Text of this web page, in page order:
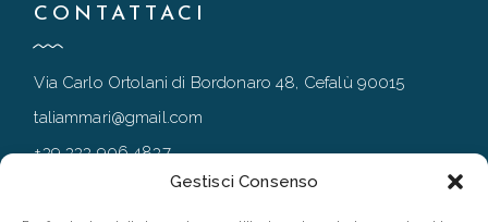
Gestisci Consenso
CONTATTACI
Via Carlo Ortolani di Bordonaro 48, Cefalù 90015
taliammari@gmail.com
+39 333 906 4837